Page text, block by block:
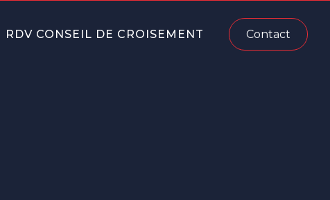
RDV CONSEIL DE CROISEMENT Contact